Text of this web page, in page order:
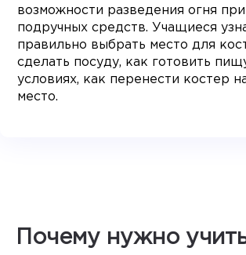
возможности разведения огня
подручных средств. Учащиеся
правильно выбрать место для
сделать посуду, как готовить
условиях, как перенести костер
место.
Почему нужно